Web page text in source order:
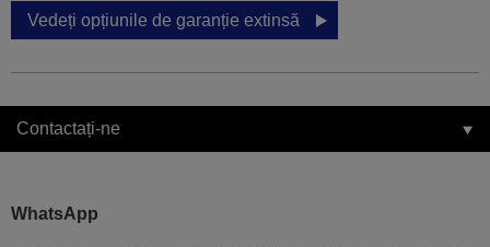
Vedeți opțiunile de garanție extinsă
Contactați-ne
WhatsApp